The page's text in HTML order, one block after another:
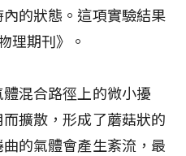
的狀態。這項實驗結果
理期刊》。
混合路徑上的微小擾
擴散，形成了蘑菇狀的
的氣體會產生紊流，最